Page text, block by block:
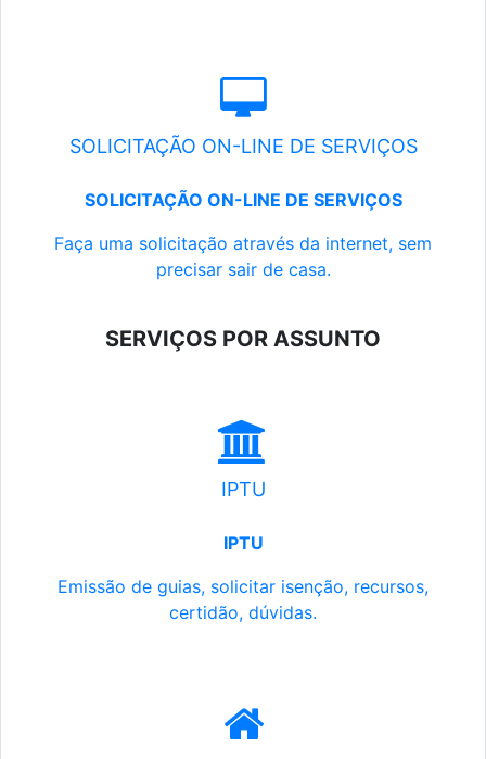
SOLICITAÇÃO ON-LINE DE SERVIÇOS
SOLICITAÇÃO ON-LINE DE SERVIÇOS
Faça uma solicitação através da internet, sem
precisar sair de casa.
SERVIÇOS POR ASSUNTO
IPTU
IPTU
Emissão de guias, solicitar isenção, recursos,
certidão, dúvidas.